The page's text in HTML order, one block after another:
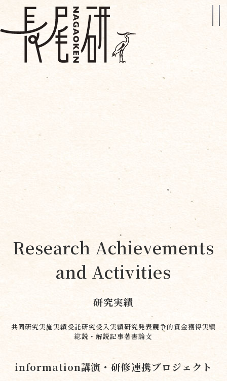
Research Achievements
and Activities
研究実績
共同研究実施実績受託研究受入実績研究発表競争的資金獲得実績
総説・解説記事著書論文
information講演・研修連携プロジェクト